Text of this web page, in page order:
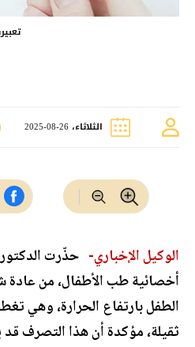
الثلاثاء، 26-08-2025
الوكيل الإخباري- حذّرت
أخصائية طب الأطفال، من عادة
الطفل بارتفاع الحرارة، وهي
ثقيلة، مؤكدة أن هذا التصرف